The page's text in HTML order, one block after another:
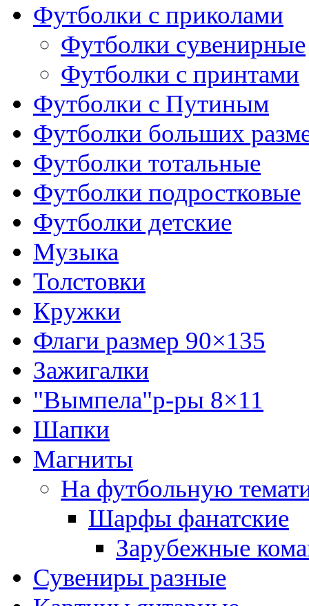
Футболки с приколами
Футболки сувенирные
Футболки с принтами
Футболки с Путиным
Футболки больших
Футболки тотальные
Футболки подростковые
Футболки детские
Музыка
Толстовки
Кружки
Флаги размер 90×135
Зажигалки
"Вымпела"р-ры 8×11
Шапки
Магниты
На футбольную
Шарфы фанатские
Зарубежные
Сувениры разные